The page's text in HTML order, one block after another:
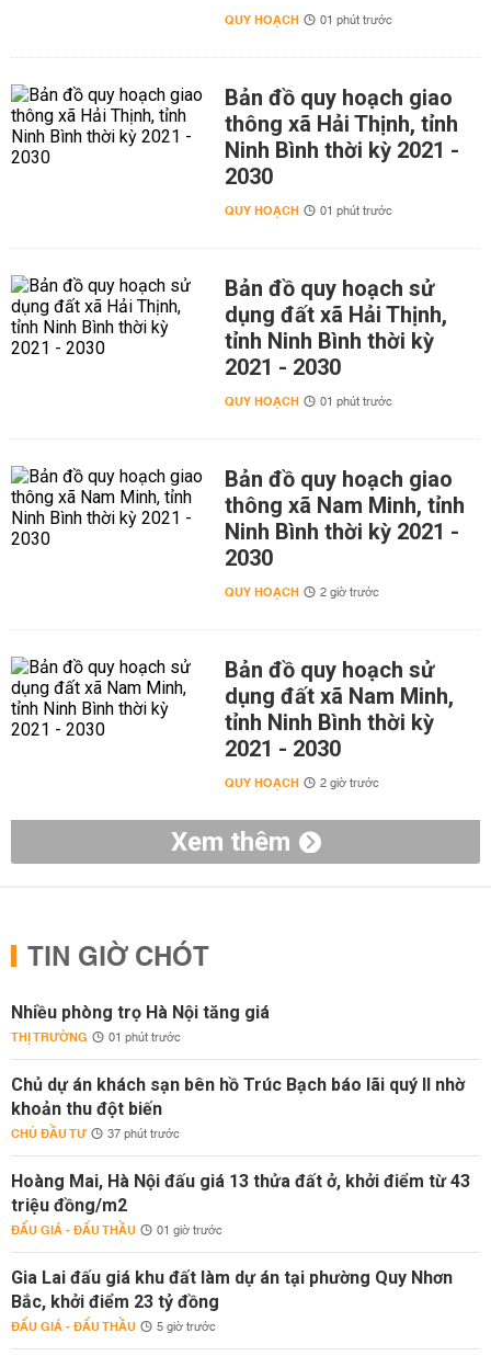
QUY HOẠCH 01 phút trước
Bản đồ quy hoạch giao
thông xã Hải Thịnh, tỉnh
Ninh Bình thời kỳ 2021 -
2030
QUY HOẠCH 01 phút trước
Bản đồ quy hoạch sử
dụng đất xã Hải Thịnh,
tỉnh Ninh Bình thời kỳ
2021 - 2030
QUY HOẠCH 01 phút trước
Bản đồ quy hoạch giao
thông xã Nam Minh, tỉnh
Ninh Bình thời kỳ 2021 -
2030
QUY HOẠCH 2 giờ trước
Bản đồ quy hoạch sử
dụng đất xã Nam Minh,
tỉnh Ninh Bình thời kỳ
2021 - 2030
QUY HOẠCH 2 giờ trước
Xem thêm
TIN GIỜ CHÓT
Nhiều phòng trọ Hà Nội tăng giá
THỊ TRƯỜNG 01 phút trước
Chủ dự án khách sạn bên hồ Trúc Bạch báo lãi quý II nhờ
khoản thu đột biến
CHỦ ĐẦU TƯ 37 phút trước
Hoàng Mai, Hà Nội đấu giá 13 thửa đất ở, khởi điểm từ 43
triệu đồng/m2
ĐẤU GIÁ - ĐẤU THẦU 01 giờ trước
Gia Lai đấu giá khu đất làm dự án tại phường Quy Nhơn
Bắc, khởi điểm 23 tỷ đồng
ĐẤU GIÁ - ĐẤU THẦU 5 giờ trước